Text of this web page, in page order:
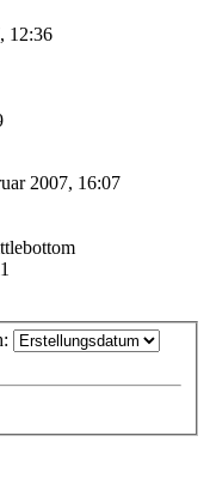
12:36
2007, 16:07